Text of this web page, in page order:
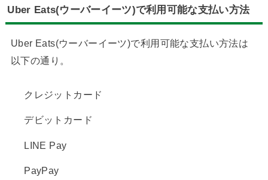
Uber Eats(ウーバーイーツ)で利用可能な支払い方法
Uber Eats(ウーバーイーツ)で利用可能な支払い方法は
以下の通り。
クレジットカード
デビットカード
LINE Pay
PayPay